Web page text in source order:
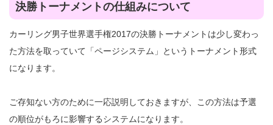
決勝トーナメントの仕組みについて
カーリング男子世界選手権2017の決勝トーナメントは少し変わっ
た方法を取っていて「ページシステム」というトーナメント形式
になります。
ご存知ない方のために一応説明しておきますが、この方法は予選
の順位がもろに影響するシステムになります。